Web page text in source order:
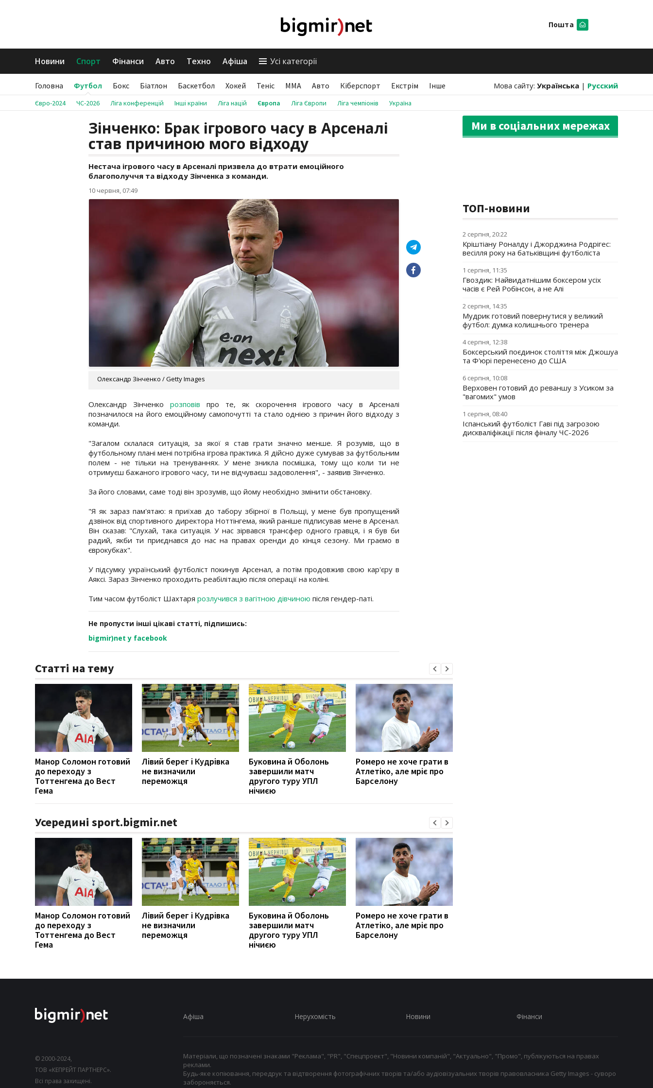
Пошта
Новини Спорт Фінанси Авто Техно Афіша Усі категорії
Головна Футбол Бокс Біатлон Баскетбол Хокей Теніс ММА Авто Кіберспорт Екстрім Інше Мова сайту: Українська | Русский
Євро-2024 ЧС-2026 Ліга конференцій Інші країни Ліга націй Європа Ліга Європи Ліга чемпіонів Україна
Зінченко: Брак ігрового часу в Арсеналі
став причиною мого відходу
Нестача ігрового часу в Арсеналі призвела до втрати емоційного
благополуччя та відходу Зінченка з команди.
10 червня, 07:49
Олександр Зінченко / Getty Images
Олександр Зінченко розповів про те, як скорочення ігрового часу в Арсеналі
позначилося на його емоційному самопочутті та стало однією з причин його відходу з
команди.
"Загалом склалася ситуація, за якої я став грати значно менше. Я розумів, що в
футбольному плані мені потрібна ігрова практика. Я дійсно дуже сумував за футбольним
полем - не тільки на тренуваннях. У мене зникла посмішка, тому що коли ти не
отримуєш бажаного ігрового часу, ти не відчуваєш задоволення", - заявив Зінченко.
За його словами, саме тоді він зрозумів, що йому необхідно змінити обстановку.
"Я як зараз пам'ятаю: я приїхав до табору збірної в Польщі, у мене був пропущений
дзвінок від спортивного директора Ноттінгема, який раніше підписував мене в Арсенал.
Він сказав: "Слухай, така ситуація. У нас зірвався трансфер одного гравця, і я був би
радий, якби ти приєднався до нас на правах оренди до кінця сезону. Ми граємо в
єврокубках".
У підсумку український футболіст покинув Арсенал, а потім продовжив свою кар'єру в
Аяксі. Зараз Зінченко проходить реабілітацію після операції на коліні.
Тим часом футболіст Шахтаря розлучився з вагітною дівчиною після гендер-паті.
Не пропусти інші цікаві статті, підпишись:
bigmir)net у facebook
Статті на тему
Манор Соломон готовий
до переходу з
Тоттенгема до Вест
Гема
Лівий берег і Кудрівка
не визначили
переможця
Буковина й Оболонь
завершили матч
другого туру УПЛ
нічиєю
Ромеро не хоче грати в
Атлетіко, але мріє про
Барселону
Усередині sport.bigmir.net
Манор Соломон готовий
до переходу з
Тоттенгема до Вест
Гема
Лівий берег і Кудрівка
не визначили
переможця
Буковина й Оболонь
завершили матч
другого туру УПЛ
нічиєю
Ромеро не хоче грати в
Атлетіко, але мріє про
Барселону
Ми в соціальних мережах
ТОП-новини
2 серпня, 20:22
Кріштіану Роналду і Джорджина Родрігес:
весілля року на батьківщині футболіста
1 серпня, 11:35
Гвоздик: Найвидатнішим боксером усіх
часів є Рей Робінсон, а не Алі
2 серпня, 14:35
Мудрик готовий повернутися у великий
футбол: думка колишнього тренера
4 серпня, 12:38
Боксерський поєдинок століття між Джошуа
та Ф'юрі перенесено до США
6 серпня, 10:08
Верховен готовий до реваншу з Усиком за
"вагомих" умов
1 серпня, 08:40
Іспанський футболіст Гаві під загрозою
дискваліфікації після фіналу ЧС-2026
© 2000-2024,
ТОВ «КЕПРЕЙТ ПАРТНЕРС».
Всі права захищені.
Афіша Нерухомість Новини Фінанси
Матеріали, що позначені знаками "Реклама", "PR", "Спецпроект", "Новини компаній", "Актуально", "Промо", публікуються на правах
реклами.
Будь-яке копіювання, передрук та відтворення фотографічних творів та/або аудіовізуальних творів правовласника Getty Images - суворо
забороняється.